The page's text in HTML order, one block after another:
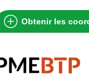
Obtenir les